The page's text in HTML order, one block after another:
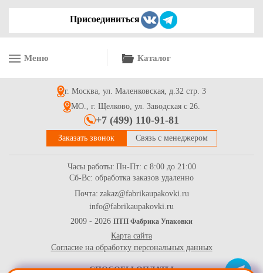
Коробка шляпная для доставки букетов 180*180 розовая
Коробка шляпная для доставки букетов 210*210 розовая
Присоединиться
Меню Каталог
г. Москва, ул. Маленковская, д.32 стр. 3
МО., г. Щелково, ул. Заводская с 26.
+7 (499) 110-91-81
Заказать звонок Связь с менеджером
Часы работы: Пн-Пт: с 8:00 до 21:00
Сб-Вс: обработка заказов удаленно
Почта: zakaz@fabrikaupakovki.ru
info@fabrikaupakovki.ru
2009 - 2026 ПТП Фабрика Упаковки
Карта сайта
Согласие на обработку персональных данных
СПОСОБЫ ОПЛАТЫ